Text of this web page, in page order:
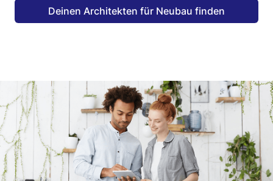
Deinen Architekten für Neubau finden